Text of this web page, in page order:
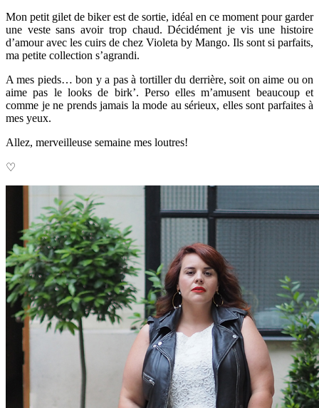
Mon petit gilet de biker est de sortie, idéal en ce moment pour garder
une veste sans avoir trop chaud. Décidément je vis une histoire
d’amour avec les cuirs de chez Violeta by Mango. Ils sont si parfaits,
ma petite collection s’agrandi.
A mes pieds… bon y a pas à tortiller du derrière, soit on aime ou on
aime pas le looks de birk’. Perso elles m’amusent beaucoup et
comme je ne prends jamais la mode au sérieux, elles sont parfaites à
mes yeux.
Allez, merveilleuse semaine mes loutres!
♡